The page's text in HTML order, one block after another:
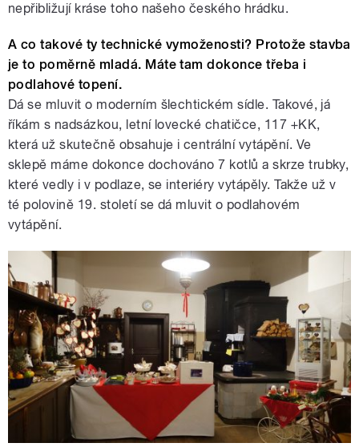
nepřibližují kráse toho našeho českého hrádku.
A co takové ty technické vymoženosti? Protože stavba
je to poměrně mladá. Máte tam dokonce třeba i
podlahové topení.
Dá se mluvit o moderním šlechtickém sídle. Takové, já
říkám s nadsázkou, letní lovecké chatičce, 117 +KK,
která už skutečně obsahuje i centrální vytápění. Ve
sklepě máme dokonce dochováno 7 kotlů a skrze trubky,
které vedly i v podlaze, se interiéry vytápěly. Takže už v
té polovině 19. století se dá mluvit o podlahovém
vytápění.